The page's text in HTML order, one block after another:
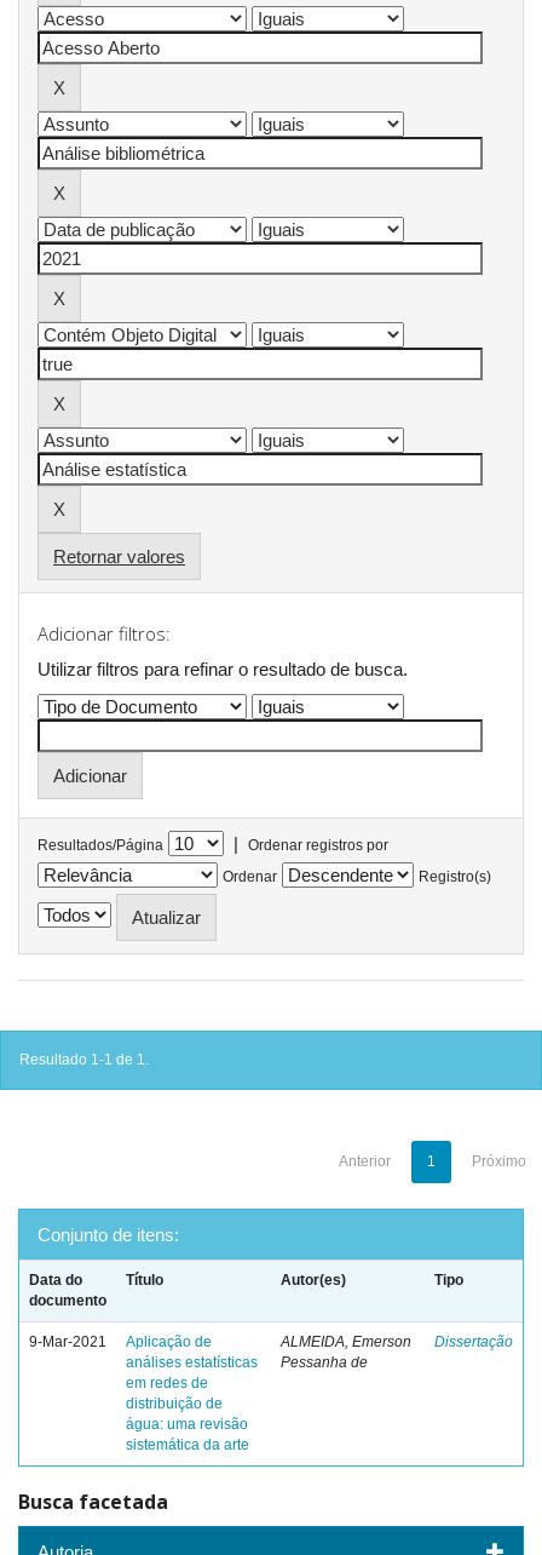
Retornar valores
Adicionar filtros:
Utilizar filtros para refinar o resultado de busca.
Resultados/Página |
Ordenar registros por
Ordenar
Registro(s)
Resultado 1-1 de 1.
Anterior 1 Próximo
Conjunto de itens:
Data do
documento
Título Autor(es) Tipo
9-Mar-2021
Aplicação de
análises estatísticas
em redes de
distribuição de
água: uma revisão
sistemática da arte
ALMEIDA, Emerson
Pessanha de
Dissertação
Busca facetada